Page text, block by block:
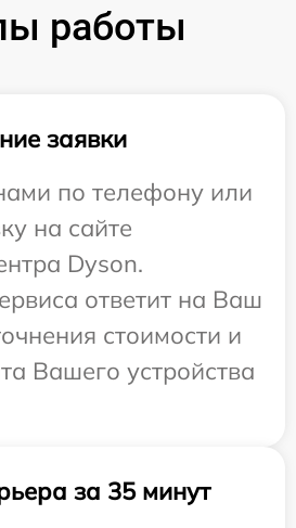
работы
заявки
по телефону или
на сайте
Dyson.
ответит на Ваш
стоимости и
Вашего устройства
за 35 минут